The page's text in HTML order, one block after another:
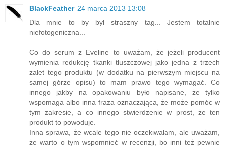
BlackFeather 24 marca 2013 13:08
Dla mnie to by był straszny tag... Jestem totalnie
niefotogeniczna...
Co do serum z Eveline to uważam, że jeżeli producent
wymienia redukcję tkanki tłuszczowej jako jedna z trzech
zalet tego produktu (w dodatku na pierwszym miejscu na
samej górze opisu) to mam prawo tego wymagać. Co
innego jakby na opakowaniu było napisane, że tylko
wspomaga albo inna fraza oznaczająca, że może pomóc w
tym zakresie, a co innego stwierdzenie w prost, że ten
produkt to powoduje.
Inna sprawa, że wcale tego nie oczekiwałam, ale uważam,
że warto o tym wspomnieć w recenzji, bo inni też pewnie